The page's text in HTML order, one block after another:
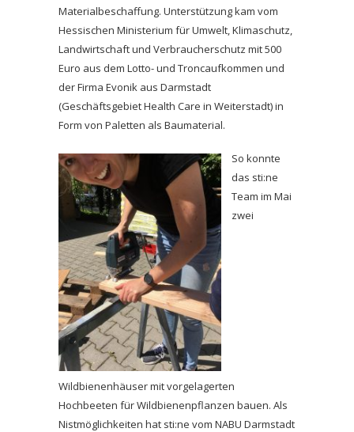
Materialbeschaffung. Unterstützung kam vom
Hessischen Ministerium für Umwelt, Klimaschutz,
Landwirtschaft und Verbraucherschutz mit 500
Euro aus dem Lotto- und Troncaufkommen und
der Firma Evonik aus Darmstadt
(Geschäftsgebiet Health Care in Weiterstadt) in
Form von Paletten als Baumaterial.
So konnte
das sti:ne
Team im Mai
zwei
Wildbienenhäuser mit vorgelagerten
Hochbeeten für Wildbienenpflanzen bauen. Als
Nistmöglichkeiten hat sti:ne vom NABU Darmstadt